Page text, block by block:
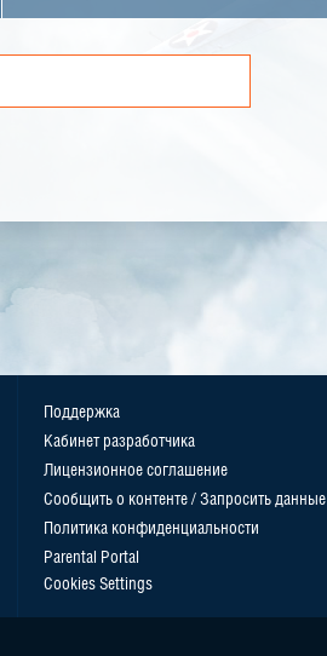
Поддержка
Кабинет разработчика
Лицензионное соглашение
Сообщить о контенте / Запросить данные
Политика конфиденциальности
Parental Portal
Cookies Settings